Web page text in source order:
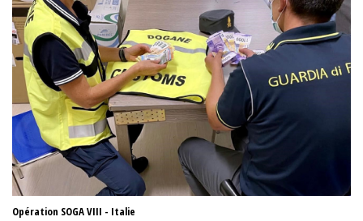
Opération SOGA VIII - Italie